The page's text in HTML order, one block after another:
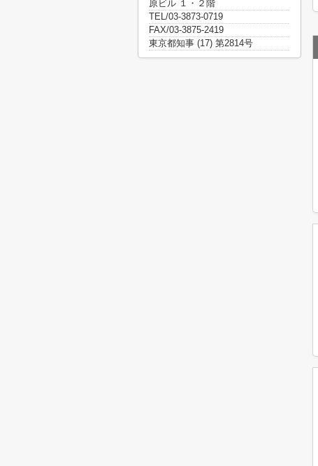
原ビル １・２階
TEL/03-3873-0719
FAX/03-3875-2419
東京都知事 (17) 第2814号